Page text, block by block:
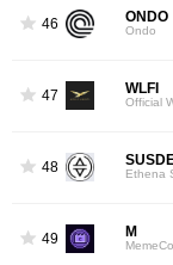
46 ONDO
Ondo
47 WLFI
Official
48 Ethena
49 M